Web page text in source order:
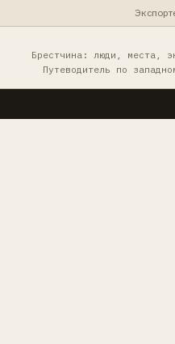
Брестчина: люди, места,
Путеводитель по